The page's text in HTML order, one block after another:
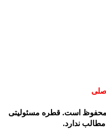
است. قطره مسئولیتی
ندارد.